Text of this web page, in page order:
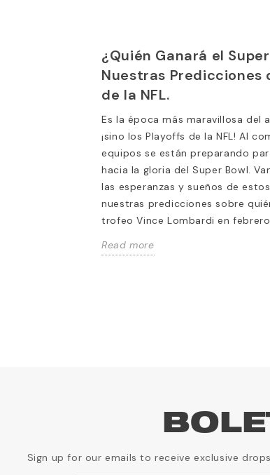
¿Quién Ganará el
Nuestras Predicciones
de la NFL.
Es la época más maravillosa del
¡sino los Playoffs de la NFL! Al
equipos se están preparando
hacia la gloria del Super Bowl.
las esperanzas y sueños de
nuestras predicciones sobre
trofeo Vince Lombardi en
Read more
Sign up for our emails to receive exclusive